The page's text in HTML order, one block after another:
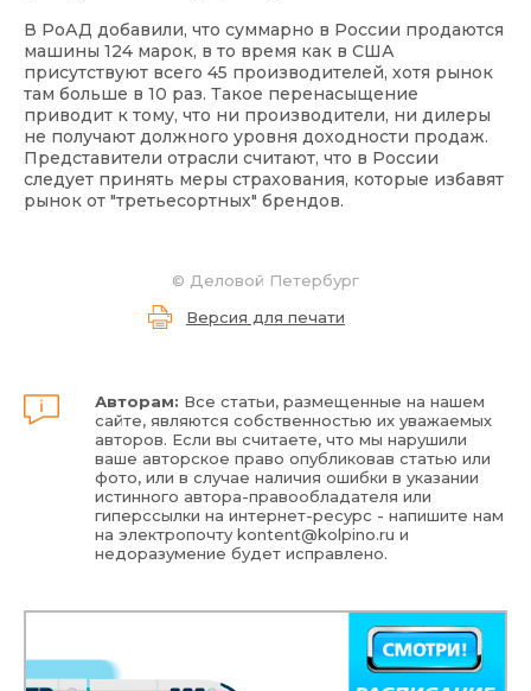
В РоАД добавили, что суммарно в России продаются
машины 124 марок, в то время как в США
присутствуют всего 45 производителей, хотя рынок
там больше в 10 раз. Такое перенасыщение
приводит к тому, что ни производители, ни дилеры
не получают должного уровня доходности продаж.
Представители отрасли считают, что в России
следует принять меры страхования, которые избавят
рынок от "третьесортных" брендов.
© Деловой Петербург
Версия для печати
Авторам: Все статьи, размещенные на нашем
сайте, являются собственностью их уважаемых
авторов. Если вы считаете, что мы нарушили
ваше авторское право опубликовав статью или
фото, или в случае наличия ошибки в указании
истинного автора-правообладателя или
гиперссылки на интернет-ресурс - напишите нам
на электропочтуkontent@kolpino.ru и
недоразумение будет исправлено.